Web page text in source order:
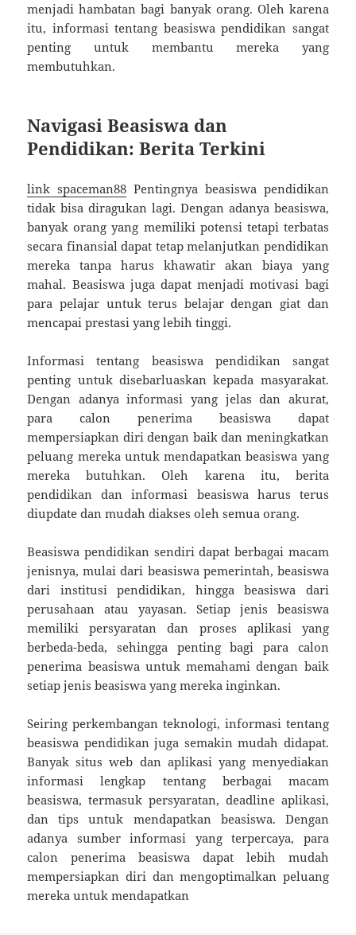
menjadi hambatan bagi banyak orang. Oleh karena
itu, informasi tentang beasiswa pendidikan sangat
penting untuk membantu mereka yang
membutuhkan.
Navigasi Beasiswa dan
Pendidikan: Berita Terkini
link spaceman88 Pentingnya beasiswa pendidikan
tidak bisa diragukan lagi. Dengan adanya beasiswa,
banyak orang yang memiliki potensi tetapi terbatas
secara finansial dapat tetap melanjutkan pendidikan
mereka tanpa harus khawatir akan biaya yang
mahal. Beasiswa juga dapat menjadi motivasi bagi
para pelajar untuk terus belajar dengan giat dan
mencapai prestasi yang lebih tinggi.
Informasi tentang beasiswa pendidikan sangat
penting untuk disebarluaskan kepada masyarakat.
Dengan adanya informasi yang jelas dan akurat,
para calon penerima beasiswa dapat
mempersiapkan diri dengan baik dan meningkatkan
peluang mereka untuk mendapatkan beasiswa yang
mereka butuhkan. Oleh karena itu, berita
pendidikan dan informasi beasiswa harus terus
diupdate dan mudah diakses oleh semua orang.
Beasiswa pendidikan sendiri dapat berbagai macam
jenisnya, mulai dari beasiswa pemerintah, beasiswa
dari institusi pendidikan, hingga beasiswa dari
perusahaan atau yayasan. Setiap jenis beasiswa
memiliki persyaratan dan proses aplikasi yang
berbeda-beda, sehingga penting bagi para calon
penerima beasiswa untuk memahami dengan baik
setiap jenis beasiswa yang mereka inginkan.
Seiring perkembangan teknologi, informasi tentang
beasiswa pendidikan juga semakin mudah didapat.
Banyak situs web dan aplikasi yang menyediakan
informasi lengkap tentang berbagai macam
beasiswa, termasuk persyaratan, deadline aplikasi,
dan tips untuk mendapatkan beasiswa. Dengan
adanya sumber informasi yang terpercaya, para
calon penerima beasiswa dapat lebih mudah
mempersiapkan diri dan mengoptimalkan peluang
mereka untuk mendapatkan